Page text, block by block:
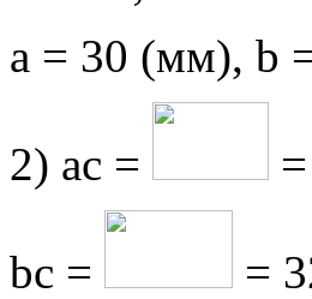
a = 30 (мм), b
2) ac =
bc =
=